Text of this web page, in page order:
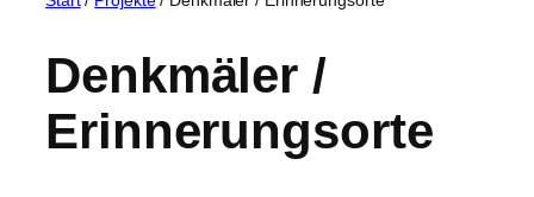
Denkmäler /
Erinnerungsorte